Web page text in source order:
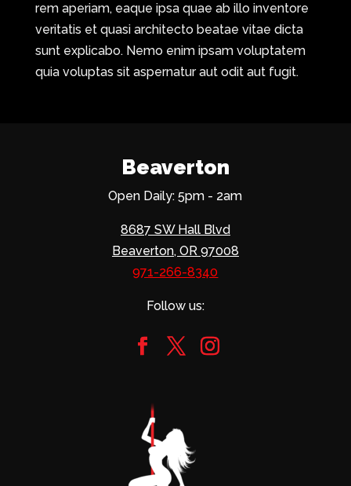
rem aperiam, eaque ipsa quae ab illo inventore
veritatis et quasi architecto beatae vitae dicta
sunt explicabo. Nemo enim ipsam voluptatem
quia voluptas sit aspernatur aut odit aut fugit.
Beaverton
Open Daily: 5pm - 2am
8687 SW Hall Blvd
Beaverton, OR 97008
971-266-8340
Follow us: